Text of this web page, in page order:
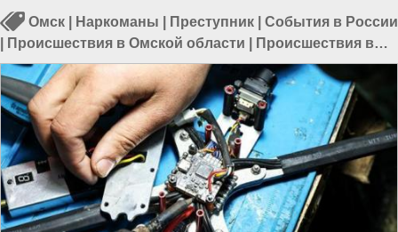
Омск Наркоманы Преступник
События в России
Происшествия в Омской области
Происшествия в
России|Происшествия в Омске